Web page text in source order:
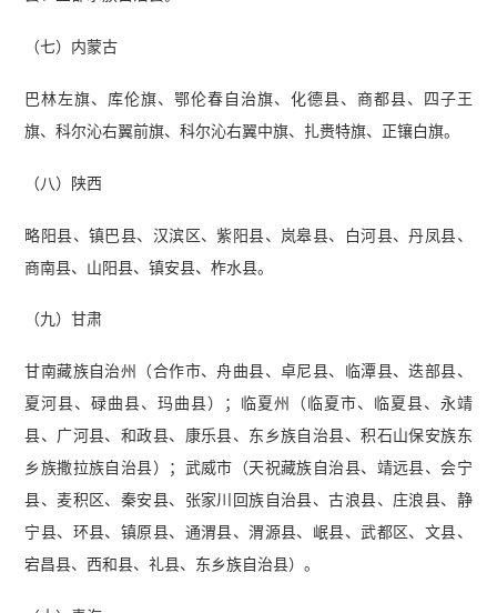
（七）内蒙古
巴林左旗、库伦旗、鄂伦春自治旗、化德县、商都县、四子王
旗、科尔沁右翼前旗、科尔沁右翼中旗、扎赉特旗、正镶白旗。
（八）陕西
略阳县、镇巴县、汉滨区、紫阳县、岚皋县、白河县、丹凤县、
商南县、山阳县、镇安县、柞水县。
（九）甘肃
甘南藏族自治州（合作市、舟曲县、卓尼县、临潭县、迭部县、
夏河县、碌曲县、玛曲县）；临夏州（临夏市、临夏县、永靖
县、广河县、和政县、康乐县、东乡族自治县、积石山保安族东
乡族撒拉族自治县）；武威市（天祝藏族自治县、靖远县、会宁
县、麦积区、秦安县、张家川回族自治县、古浪县、庄浪县、静
宁县、环县、镇原县、通渭县、渭源县、岷县、武都区、文县、
宕昌县、西和县、礼县、东乡族自治县）。